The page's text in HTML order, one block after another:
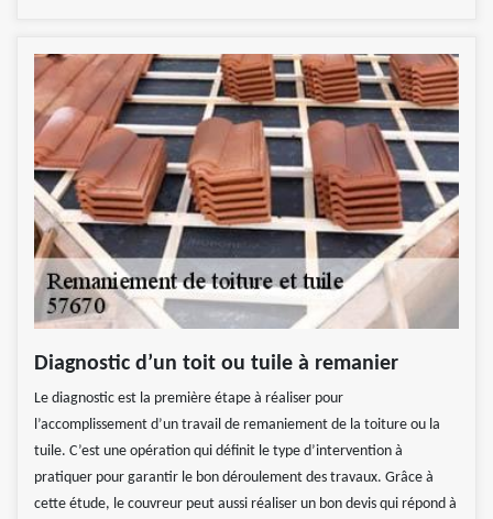
Diagnostic d’un toit ou tuile à remanier
Le diagnostic est la première étape à réaliser pour
l’accomplissement d’un travail de remaniement de la toiture ou la
tuile. C’est une opération qui définit le type d’intervention à
pratiquer pour garantir le bon déroulement des travaux. Grâce à
cette étude, le couvreur peut aussi réaliser un bon devis qui répond à